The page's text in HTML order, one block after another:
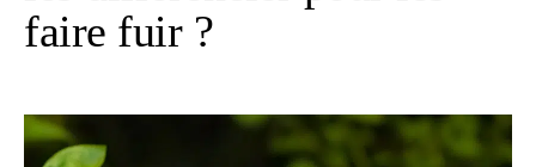
faire fuir ?